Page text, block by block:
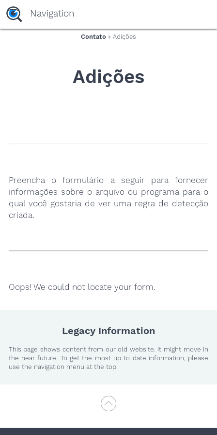
yaaaeag20
Navigation
Contato » Adições
Adições
Preencha o formulário a seguir para fornecer
informações sobre o arquivo ou programa para o
qual você gostaria de ver uma regra de detecção
criada.
Oops! We could not locate your form.
Legacy Information
This page shows content from our old website. It might move in
the near future. To get the most up to date information, please
use the navigation menu at the top.